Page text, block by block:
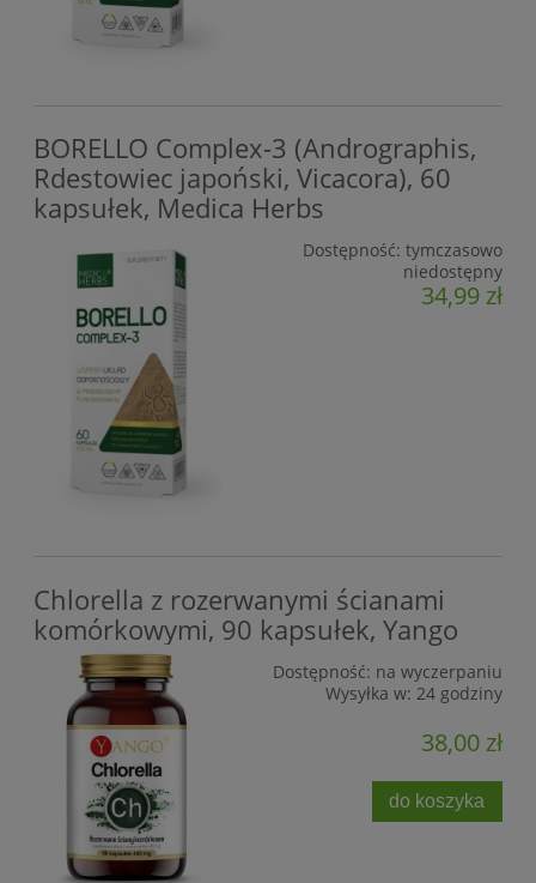
BORELLO Complex-3 (Andrographis,
Rdestowiec japoński, Vicacora), 60
kapsułek, Medica Herbs
Dostępność: tymczasowo
niedostępny
34,99 zł
Chlorella z rozerwanymi ścianami
komórkowymi, 90 kapsułek, Yango
Dostępność: na wyczerpaniu
Wysyłka w: 24 godziny
38,00 zł
do koszyka